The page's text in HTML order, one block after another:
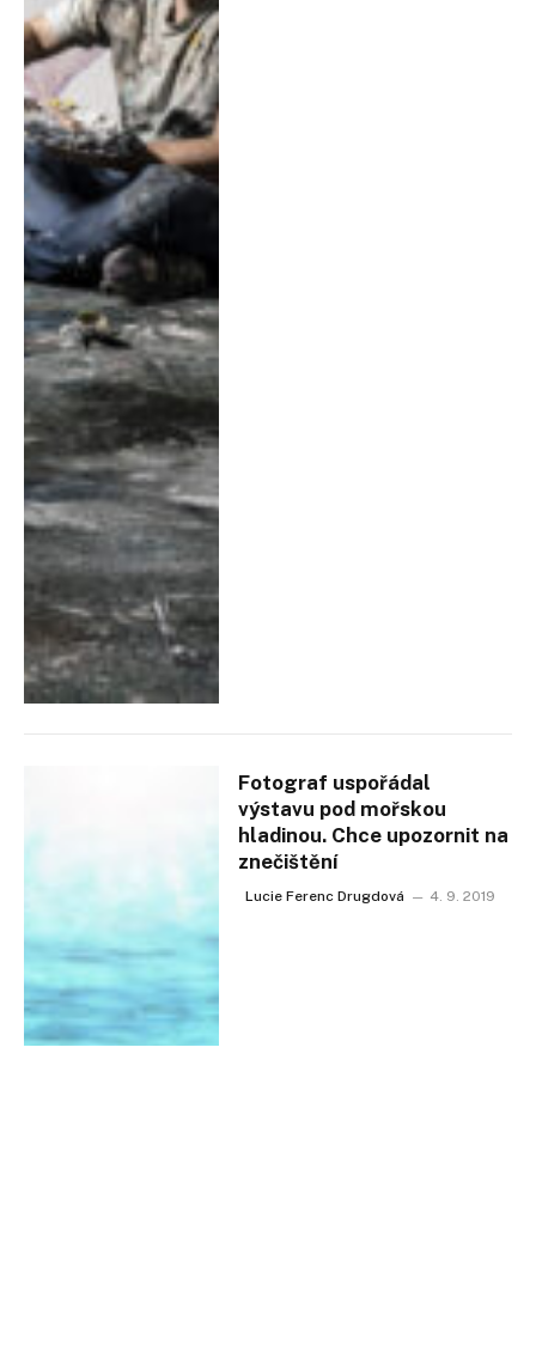
Fotograf uspořádal
výstavu pod mořskou
hladinou. Chce upozornit na
znečištění
Lucie Ferenc Drugdová 4. 9. 2019